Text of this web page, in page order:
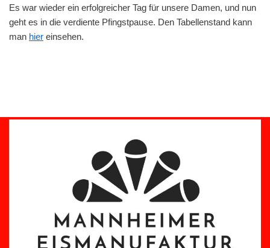
Es war wieder ein erfolgreicher Tag für unsere Damen, und nun
geht es in die verdiente Pfingstpause. Den Tabellenstand kann
man hier einsehen.